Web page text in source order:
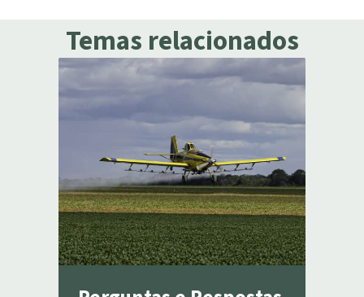
Temas relacionados